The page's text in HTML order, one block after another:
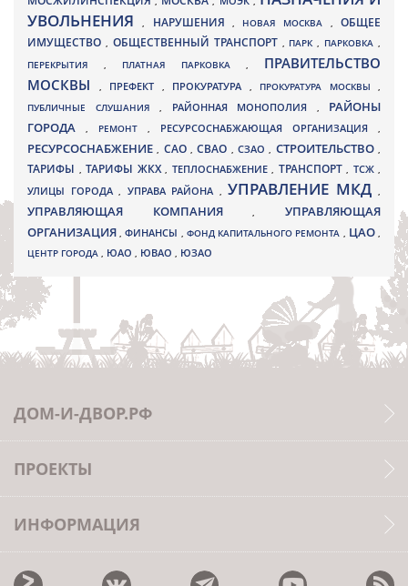
УВОЛЬНЕНИЯ, НАРУШЕНИЯ , НОВАЯ МОСКВА ,ОБЩЕЕ
ИМУЩЕСТВО , ОБЩЕСТВЕННЫЙ ТРАНСПОРТ , ПАРК, ПАРКОВКА ,
ПЕРЕКРЫТИЯ , ПЛАТНАЯ ПАРКОВКА , ПРАВИТЕЛЬСТВО
МОСКВЫ
, ПРЕФЕКТ , ПРОКУРАТУРА , ПРОКУРАТУРА МОСКВЫ ,
ПУБЛИЧНЫЕ СЛУШАНИЯ , РАЙОННАЯ МОНОПОЛИЯ , РАЙОНЫ
ГОРОДА
, РЕМОНТ , РЕСУРСОСНАБЖАЮЩАЯ ОРГАНИЗАЦИЯ ,
РЕСУРСОСНАБЖЕНИЕ, САО,СВАО ,СЗАО, СТРОИТЕЛЬСТВО,
ТАРИФЫ , ТАРИФЫ ЖКХ , ТЕПЛОСНАБЖЕНИЕ , ТРАНСПОРТ , ТСЖ ,
УЛИЦЫ ГОРОДА , УПРАВА РАЙОНА , УПРАВЛЕНИЕ МКД ,
УПРАВЛЯЮЩАЯ КОМПАНИЯ,УПРАВЛЯЮЩАЯ
ОРГАНИЗАЦИЯ,ФИНАНСЫ , ФОНД КАПИТАЛЬНОГО РЕМОНТА , ЦАО,
ЦЕНТР ГОРОДА , ЮАО , ЮВАО , ЮЗАО
ДОМ-И-ДВОР.РФ
ПРОЕКТЫ
ИНФОРМАЦИЯ